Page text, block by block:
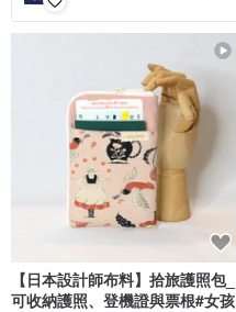
【日本設計師布料】拾旅護照包_
可收納護照、登機證與票根#女孩